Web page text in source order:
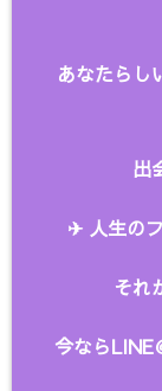
あなたらし
出
✈︎ 人生の
それ
今ならLINE